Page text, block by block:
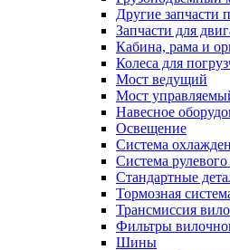
Другие запчасти
Запчасти для
Кабина, рама и
Колеса для
Мост ведущий
Мост
Навесное
Освещение
Система
Система
Стандартные
Тормозная
Трансмиссия
Фильтры
Шины